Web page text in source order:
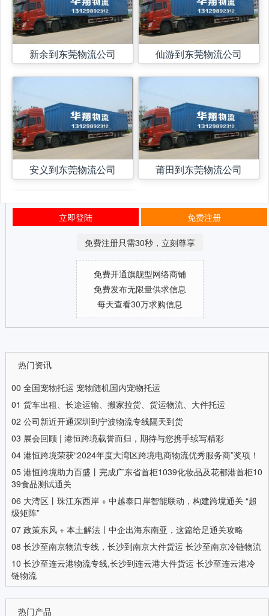
新余到东莞物流公司
安义到东莞物流公司
仙游到东莞物流公司
莆田到东莞物流公司
立即登陆 免费注册
免费注册只需30秒，立刻尊享
免费开通旗舰型网络商铺
免费发布无限量供求信息
每天查看30万求购信息
热门资讯
00 全国宠物托运 宠物随机国内宠物托运
01 货车出租、长途运输、搬家拉货、货运物流、大件托运
02 公司新近开通深圳到宁波物流专线隔天到货
03 展会回顾 | 港恒跨境载誉而归，期待与您携手续写精彩
04 港恒跨境荣获“2024年度大湾区跨境电商物流优秀服务商”奖项！
05 港恒跨境助力百盛丨完成广东省首柜1039化妆品及花都港首柜10
39食品测试通关
06 大湾区丨珠江东西岸 + 中越泰口岸智能联动，构建跨境通关 “超
级矩阵”
07 政策东风 + 本土解法丨中企出海东南亚，这篇给足通关攻略
08 长沙至南京物流专线，长沙到南京大件货运 长沙至南京冷链物流
10 长沙至连云港物流专线,长沙到连云港大件货运 长沙至连云港冷
链物流
热门产品